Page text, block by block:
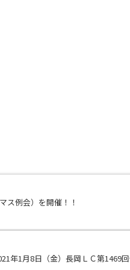
ス例会）を開催！！
年1月8日（金）長岡ＬＣ第1469